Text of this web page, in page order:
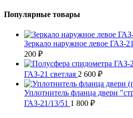
Популярные товары
Зеркало наружное левое
200 ₽
ГАЗ-21 светлая 2 600 ₽
Уплотнитель фланца двери
ГАЗ-21/13/51 1 800 ₽